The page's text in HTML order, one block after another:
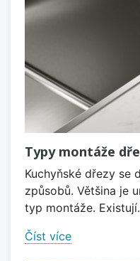
Typy montáže
Kuchyňské dřezy se
způsobů. Většina je
typ montáže.
Číst více